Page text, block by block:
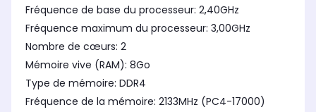
Fréquence de base du processeur: 2,40GHz
Fréquence maximum du processeur: 3,00GHz
Nombre de cœurs: 2
Mémoire vive (RAM): 8Go
Type de mémoire: DDR4
Fréquence de la mémoire: 2133MHz (PC4-17000)